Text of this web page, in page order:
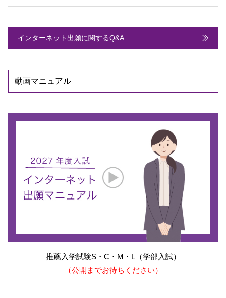
インターネット出願に関するQ&A
動画マニュアル
推薦入学試験S・C・M・L（学部入試）
（公開までお待ちください）